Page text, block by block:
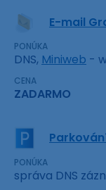
E-mail
PONÚKA
DNS, Miniweb -
CENA
ZADARMO
PONÚKA
správa DNS